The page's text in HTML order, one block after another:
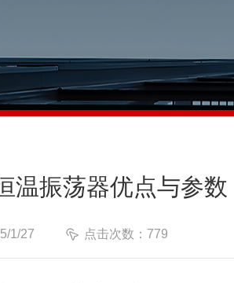
温振荡器优点与参数
1/27 点击次数：779